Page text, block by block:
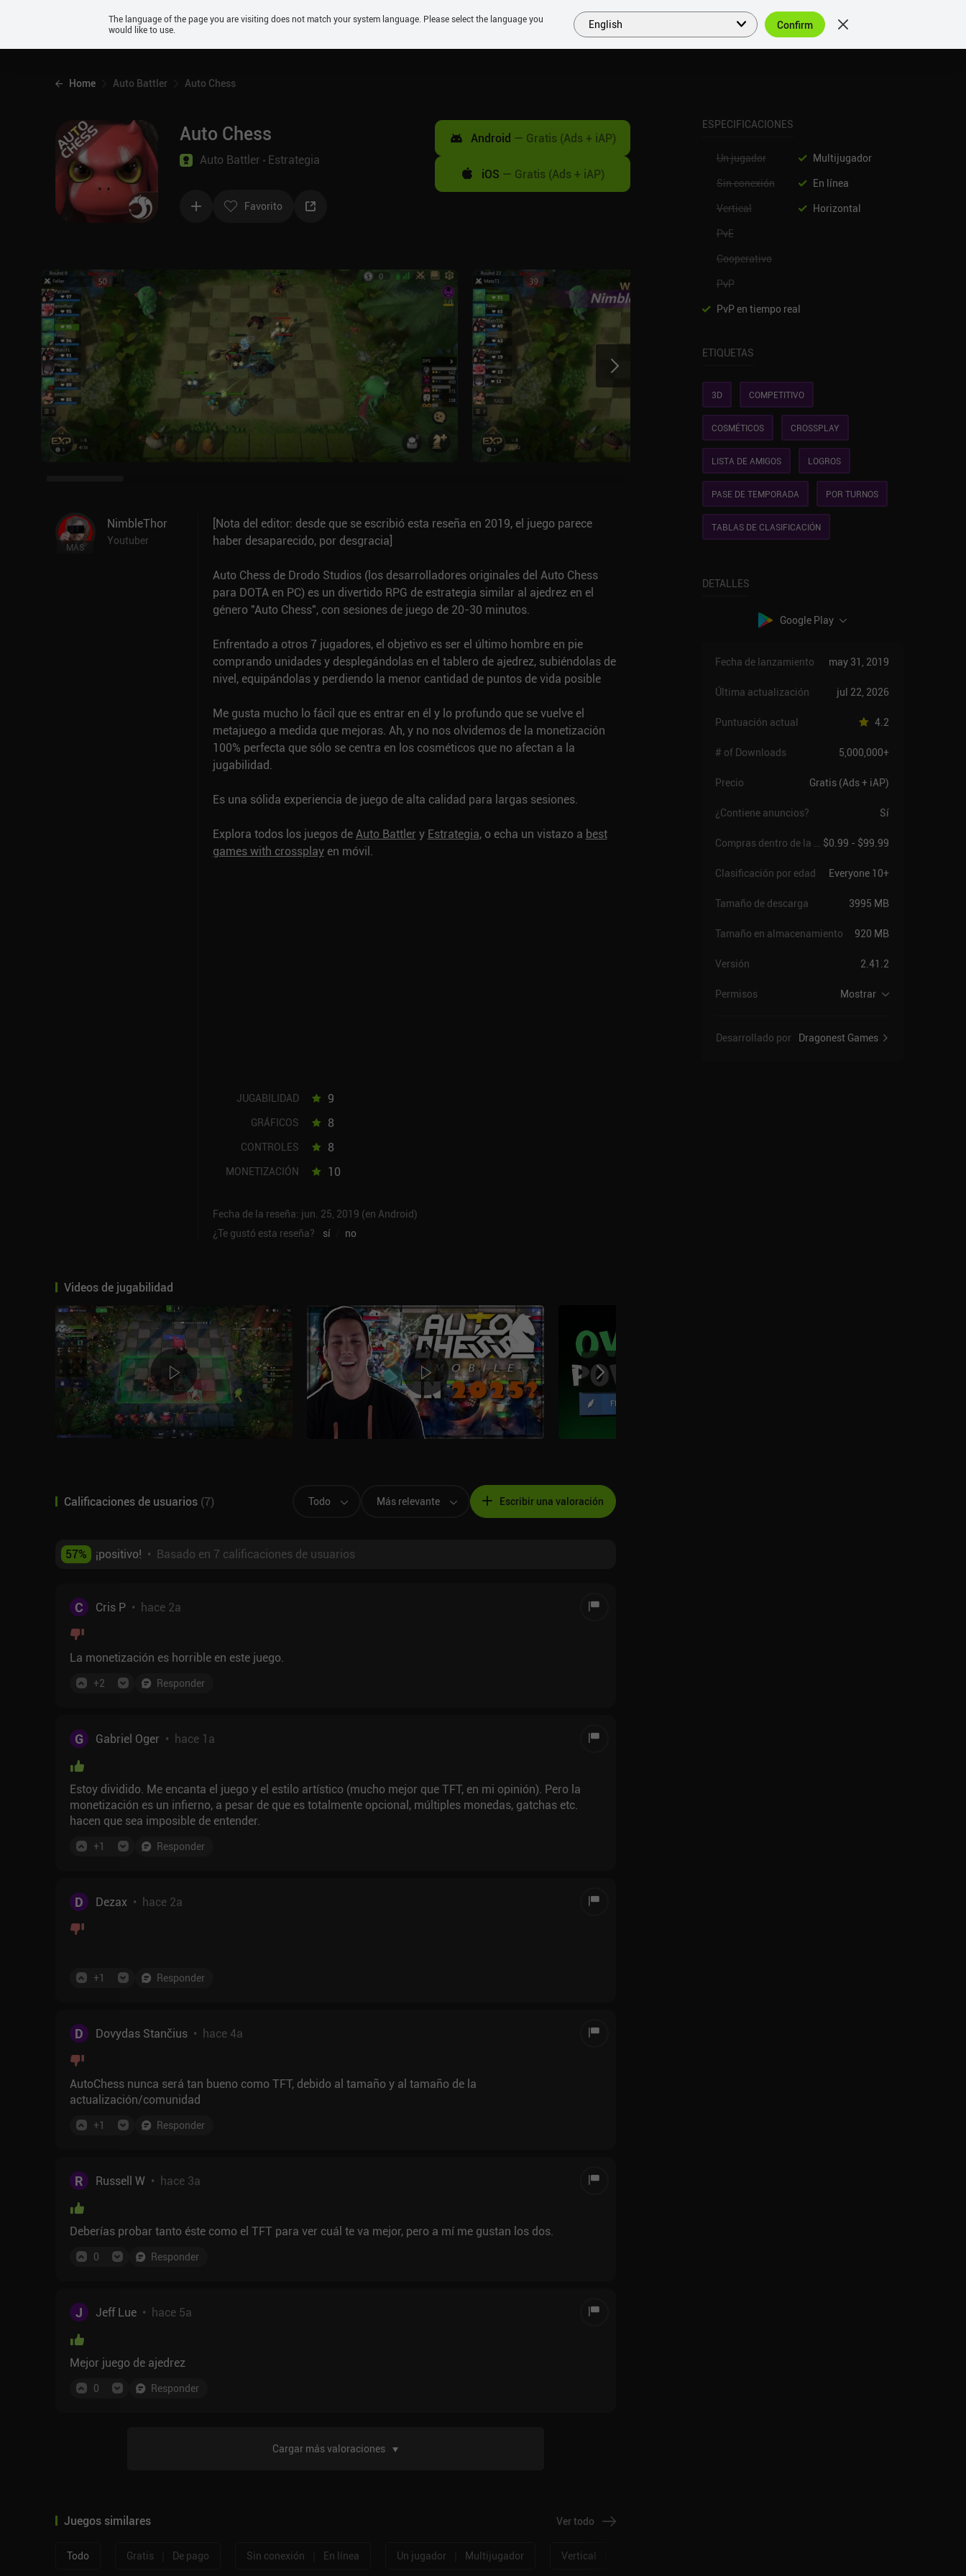
Android
PRÓXIMOS SIMILARES COLECCIONES TOP ES
Home Auto Battler Auto Chess
Auto Chess
Auto Battler Estrategia
Favorito
Android — Gratis (Ads + iAP)
iOS — Gratis (Ads + iAP)
MÁS
NimbleThor
Youtuber
[Nota del editor: desde que se escribió esta reseña en 2019, el juego parece
haber desaparecido, por desgracia]
Auto Chess de Drodo Studios (los desarrolladores originales del Auto Chess
para DOTA en PC) es un divertido RPG de estrategia similar al ajedrez en el
género "Auto Chess", con sesiones de juego de 20-30 minutos.
Enfrentado a otros 7 jugadores, el objetivo es ser el último hombre en pie
comprando unidades y desplegándolas en el tablero de ajedrez, subiéndolas de
nivel, equipándolas y perdiendo la menor cantidad de puntos de vida posible
Me gusta mucho lo fácil que es entrar en él y lo profundo que se vuelve el
metajuego a medida que mejoras. Ah, y no nos olvidemos de la monetización
100% perfecta que sólo se centra en los cosméticos que no afectan a la
jugabilidad.
Es una sólida experiencia de juego de alta calidad para largas sesiones.
Explora todos los juegos deAuto Battler y Estrategia, o echa un vistazo a best
games with crossplayen móvil.
JUGABILIDAD 9
GRÁFICOS 8
CONTROLES 8
MONETIZACIÓN 10
Fecha de la reseña: jun. 25, 2019 (en Android)
¿Te gustó esta reseña?
sí no
Videos de jugabilidad
Calificaciones de usuarios (7) Todo Más relevante Escribir una valoración
57% ¡positivo! • Basado en 7 calificaciones de usuarios
C Cris P• hace 2a
La monetización es horrible en este juego.
+2 Responder
G Gabriel Oger • hace 1a
Estoy dividido. Me encanta el juego y el estilo artístico (mucho mejor que TFT, en mi opinión). Pero la
monetización es un infierno, a pesar de que es totalmente opcional, múltiples monedas, gatchas etc.
hacen que sea imposible de entender.
+1 Responder
D Dezax• hace 2a
+1 Responder
D Dovydas Stančius• hace 4a
AutoChess nunca será tan bueno como TFT, debido al tamaño y al tamaño de la
actualización/comunidad
+1 Responder
R Russell W• hace 3a
Deberías probar tanto éste como el TFT para ver cuál te va mejor, pero a mí me gustan los dos.
0 Responder
J Jeff Lue• hace 5a
Mejor juego de ajedrez
0 Responder
Cargar más valoraciones
Juegos similares Ver todo
Todo Gratis De pago Sin conexión En línea Un jugador Multijugador Vertical
ESPECIFICACIONES
Un jugador
Multijugador
Sin conexión
En línea
Vertical
Horizontal
PvE
Cooperativo
PvP
PvP en tiempo real
ETIQUETAS
3D COMPETITIVO
COSMÉTICOS CROSSPLAY
LISTA DE AMIGOS LOGROS
PASE DE TEMPORADA POR TURNOS
TABLAS DE CLASIFICACIÓN
DETALLES
Google Play
Fecha de lanzamiento may 31, 2019
Última actualización jul 22, 2026
Puntuación actual 4.2
# of Downloads 5,000,000+
Precio Gratis (Ads + iAP)
¿Contiene anuncios? Sí
Compras dentro de la app $0.99 - $99.99
Clasificación por edad Everyone 10+
Tamaño de descarga 3995 MB
Tamaño en almacenamiento 920 MB
Versión 2.41.2
Permisos Mostrar
Desarrollado por Dragonest Games
The language of the page you are visiting does not match your system language. Please select the language you
would like to use.
English Confirm